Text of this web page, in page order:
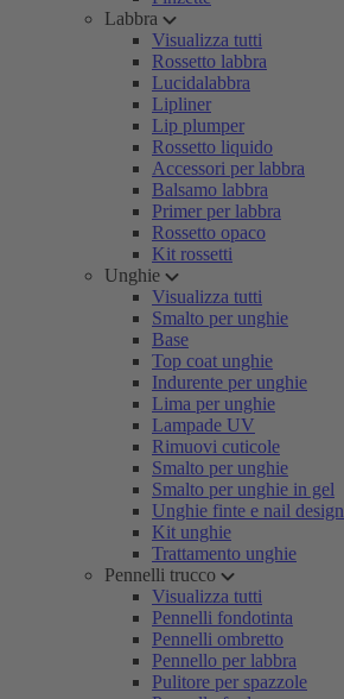
Labbra
Visualizza tutti
Rossetto labbra
Lucidalabbra
Lipliner
Lip plumper
Rossetto liquido
Accessori per labbra
Balsamo labbra
Primer per labbra
Rossetto opaco
Kit rossetti
Unghie
Visualizza tutti
Smalto per unghie
Base
Top coat unghie
Indurente per unghie
Lima per unghie
Lampade UV
Rimuovi cuticole
Smalto per unghie
Smalto per unghie in gel
Unghie finte e nail design
Kit unghie
Trattamento unghie
Pennelli trucco
Visualizza tutti
Pennelli fondotinta
Pennelli ombretto
Pennello per labbra
Pulitore per spazzole